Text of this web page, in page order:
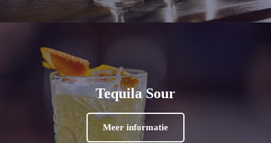
Tequila Sour
Meer informatie